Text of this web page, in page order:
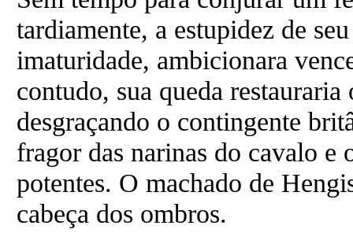
tardiamente, a estupidez de
imaturidade, ambicionara
contudo, sua queda
desgraçando o contingente
fragor das narinas do cavalo e
potentes. O machado de
cabeça dos ombros.